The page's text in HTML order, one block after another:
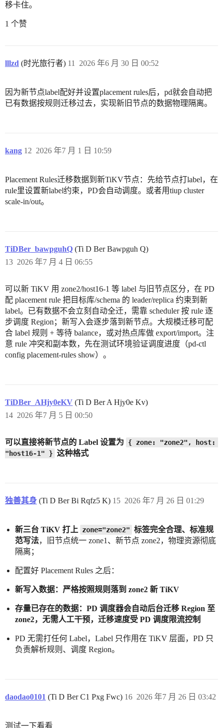
移卡住。
1 个赞
lllzd (时光旅行者) 2026 年6 月 30 日 00:52
11
因为新节点label配好并设置placement rules后，pd就会自动把
已有数据按规则迁移过去，实现新旧节点的数据物理隔离。
kang 2026 年7 月 1 日 10:59
12
Placement Rules迁移数据到新TiKV节点：先给节点打label，在
rule里设置新label约束，PD会自动调度。或者用tiup cluster
scale-in/out。
TiDBer_bawpguhQ (Ti D Ber Bawpguh Q)
2026 年7 月 4 日 06:55
13
可以新 TiKV 用 zone2/host16-1 等 label 与旧节点区分，在 PD
配 placement rule 把目标库/schema 的 leader/replica 约束到新
label。已有数据不会立刻自动全迁，需靠 scheduler 按 rule 逐
步调度 Region；新写入会逐步落到新节点。大规模迁移可配
合 label 规则 + 等待 balance，或对热点库做 export/import。注
意 rule 冲突和副本数，先在测试环境验证调度进度（pd-ctl
config placement-rules show）。
TiDBer_AHjy0eKV (Ti D Ber A Hjy0e Kv)
2026 年7 月 5 日 00:50
14
可以直接将新节点的 Label 设置为
{ zone: "zone2", host:
"host16-1" } 这种格式
独善其身 (Ti D Ber Bi Rqfz5 K) 2026 年7 月 26 日 01:29
15
新三台 TiKV 打上 zone="zone2" 标签完全合理、标准规
范写法，旧节点统一 zone1、新节点 zone2，物理资源彻底
隔离；
配置好 Placement Rules 之后：
新写入数据：严格按照规则落到 zone2 新 TiKV
存量已存在的数据：PD 调度器会自动后台迁移 Region 至
zone2，无需人工干预，迁移速度受 PD 调度限流控制
PD 无需打任何 Label，Label 只作用在 TiKV 层面，PD 只
负责解析规则、调度 Region。
daodao0101 (Ti D Ber C1 Pxg Fwc) 2026 年7 月 26 日 03:42
16
测试一下看看